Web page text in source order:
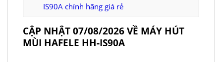
IS90A chính hãng giá rẻ
CẬP NHẬT 07/08/2026 VỀ MÁY HÚT
MÙI HAFELE HH-IS90A